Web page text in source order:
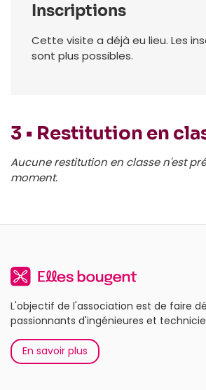
Inscriptions
Cette visite a déjà eu lieu. Les
sont plus possibles.
3 • Restitution en
Aucune restitution en classe n'est
moment.
L'objectif de l'association est de faire
passionnants d'ingénieures et
En savoir plus